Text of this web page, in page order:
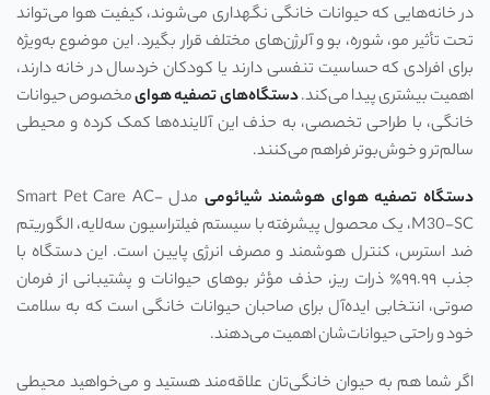
در خانه‌هایی که حیوانات خانگی نگهداری می‌شوند، کیفیت هوا می‌تواند
تحت تأثیر مو، شوره، بو و آلرژن‌های مختلف قرار بگیرد. این موضوع به‌ویژه
برای افرادی که حساسیت تنفسی دارند یا کودکان خردسال در خانه دارند،
اهمیت بیشتری پیدا می‌کند.دستگاه‌های تصفیه هوایمخصوص حیوانات
خانگی، با طراحی تخصصی، به حذف این آلاینده‌ها کمک کرده و محیطی
سالم‌تر و خوش‌بوتر فراهم می‌کنند.
دستگاه تصفیه هوای هوشمند شیائومی
مدل Smart Pet Care AC-
M30-SC، یک محصول پیشرفته با سیستم فیلتراسیون سه‌لایه، الگوریتم
ضد استرس، کنترل هوشمند و مصرف انرژی پایین است. این دستگاه با
جذب ۹۹.۹۹٪ ذرات ریز، حذف مؤثر بوهای حیوانات و پشتیبانی از فرمان
صوتی، انتخابی ایده‌آل برای صاحبان حیوانات خانگی است که به سلامت
خود و راحتی حیوانات‌شان اهمیت می‌دهند.
اگر شما هم به حیوان خانگی‌تان علاقه‌مند هستید و می‌خواهید محیطی